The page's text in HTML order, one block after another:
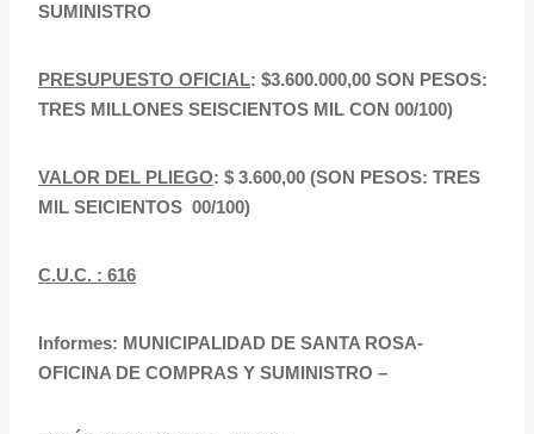
SUMINISTRO
PRESUPUESTO OFICIAL: $3.600.000,00 SON PESOS:
TRES MILLONES SEISCIENTOS MIL CON 00/100)
VALOR DEL PLIEGO: $ 3.600,00 (SON PESOS: TRES
MIL SEICIENTOS 00/100)
C.U.C. : 616
Informes: MUNICIPALIDAD DE SANTA ROSA-
OFICINA DE COMPRAS Y SUMINISTRO –